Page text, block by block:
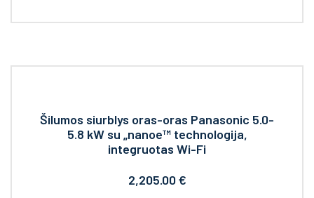
Šilumos siurblys oras-oras Panasonic 5.0-
5.8 kW su „nanoe™ technologija,
integruotas Wi-Fi
2,205.00€